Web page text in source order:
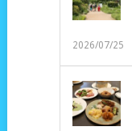
2026/07/25